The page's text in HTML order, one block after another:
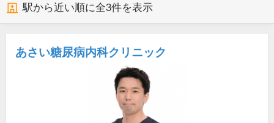
駅から近い順に全3件を表示
あさい糖尿病内科クリニック